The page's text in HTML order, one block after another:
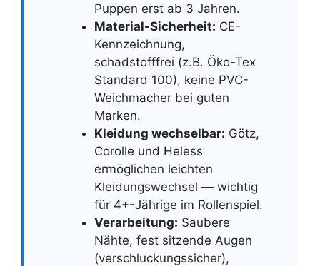
Puppen erst ab 3 Jahren.
Material-Sicherheit: CE-
Kennzeichnung,
schadstofffrei (z.B. Öko-Tex
Standard 100), keine PVC-
Weichmacher bei guten
Marken.
Kleidung wechselbar: Götz,
Corolle und Heless
ermöglichen leichten
Kleidungswechsel — wichtig
für 4+-Jährige im Rollenspiel.
Verarbeitung: Saubere
Nähte, fest sitzende Augen
(verschluckungssicher),